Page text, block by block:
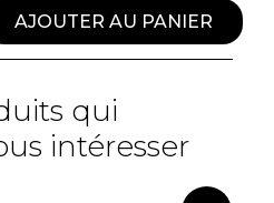
UNDZ
vêtements
AJOUTER AU PANIER
qui
intéresser